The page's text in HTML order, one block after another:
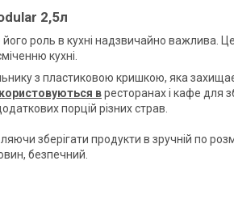
2,5л
роль в кухні надзвичайно важлива.
кухні.
з пластиковою кришкою, яка
вресторанах і кафе для
порцій різних страв.
зберігати продукти в зручній по
безпечний.